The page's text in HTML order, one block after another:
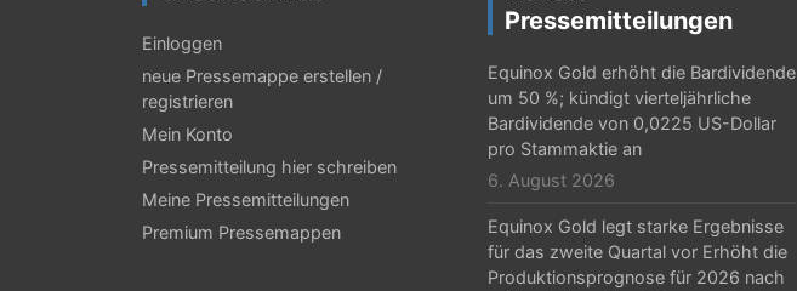
Einloggen
neue Pressemappe erstellen /
registrieren
Mein Konto
Pressemitteilung hier schreiben
Meine Pressemitteilungen
Premium Pressemappen
Pressemitteilungen
Equinox Gold erhöht die Bardividende
um 50 %; kündigt vierteljährliche
Bardividende von 0,0225 US-Dollar
pro Stammaktie an
6. August 2026
Equinox Gold legt starke Ergebnisse
für das zweite Quartal vor Erhöht die
Produktionsprognose für 2026 nach